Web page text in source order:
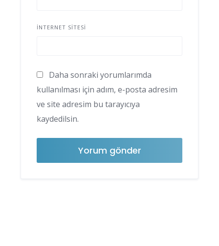
İNTERNET SITESI
Daha sonraki yorumlarımda
kullanılması için adım, e-posta adresim
ve site adresim bu tarayıcıya
kaydedilsin.